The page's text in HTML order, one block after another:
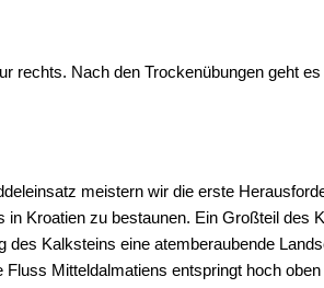
rechts. Nach den Trockenübungen geht
meistern wir die erste
Kroatien zu bestaunen. Ein Großteil des
Kalksteins eine atemberaubende
Mitteldalmatiens entspringt hoch